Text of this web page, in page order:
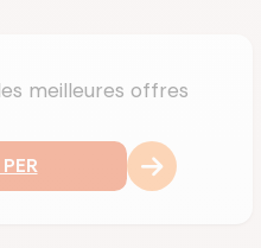
meilleures offres